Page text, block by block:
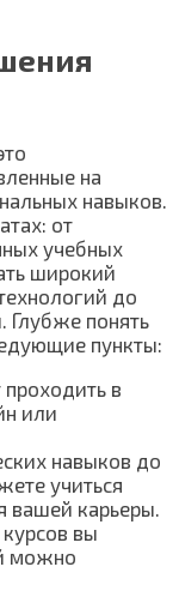
на
навыков.
от
учебных
широкий
до
Глубже понять
пункты:
в
или
навыков до
учиться
вашей карьеры.
вы
можно